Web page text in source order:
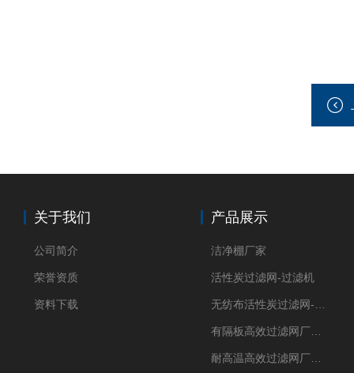
关于我们
公司简介
荣誉资质
资料下载
产品展示
洁净棚厂家
活性炭过滤网-过滤机